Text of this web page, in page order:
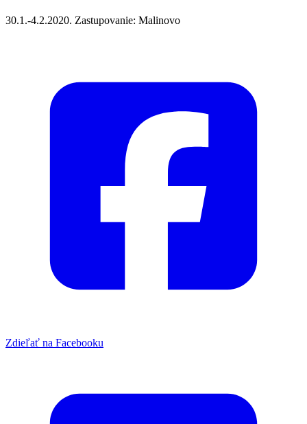
30.1.-4.2.2020. Zastupovanie: Malinovo
Zdieľať na Facebooku